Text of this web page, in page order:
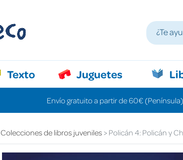
Texto Juguetes
Envío gratuito a partir de 60€
Colecciones de libros juveniles Policán 4: Policán y